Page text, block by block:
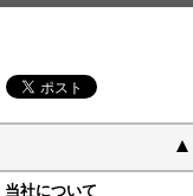
当社について